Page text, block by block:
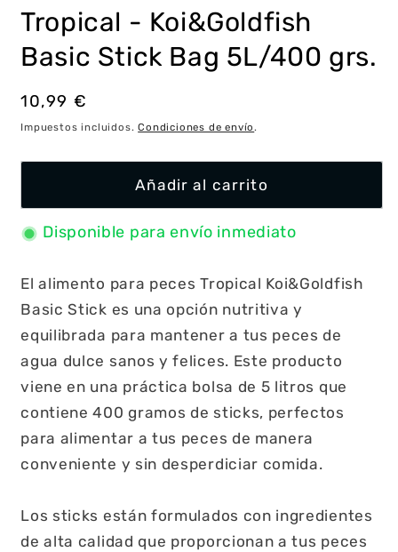
ventana
modal
Tropical - Koi&Goldfish
Basic Stick Bag 5L/400 grs.
Precio
habitual
10,99 €
Impuestos incluidos.Condiciones de envío.
Añadir al carrito
Disponible para envío inmediato
El alimento para peces Tropical Koi&Goldfish
Basic Stick es una opción nutritiva y
equilibrada para mantener a tus peces de
agua dulce sanos y felices. Este producto
viene en una práctica bolsa de 5 litros que
contiene 400 gramos de sticks, perfectos
para alimentar a tus peces de manera
conveniente y sin desperdiciar comida.
Los sticks están formulados con ingredientes
de alta calidad que proporcionan a tus peces